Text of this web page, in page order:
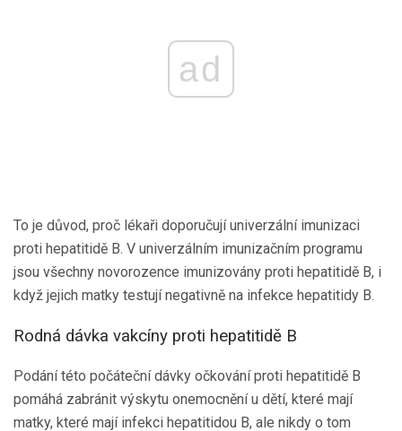
ad
To je důvod, proč lékaři doporučují univerzální imunizaci
proti hepatitidě B. V univerzálním imunizačním programu
jsou všechny novorozence imunizovány proti hepatitidě B, i
když jejich matky testují negativně na infekce hepatitidy B.
Rodná dávka vakcíny proti hepatitidě B
Podání této počáteční dávky očkování proti hepatitidě B
pomáhá zabránit výskytu onemocnění u dětí, které mají
matky, které mají infekci hepatitidou B, ale nikdy o tom